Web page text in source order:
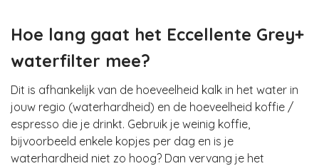
Hoe lang gaat het Eccellente Grey+
waterfilter mee?
Dit is afhankelijk van de hoeveelheid kalk in het water in
jouw regio (waterhardheid) en de hoeveelheid koffie /
espresso die je drinkt. Gebruik je weinig koffie,
bijvoorbeeld enkele kopjes per dag en is je
waterhardheid niet zo hoog? Dan vervang je het